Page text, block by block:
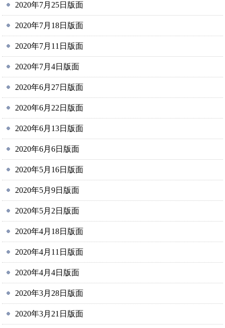
2020年7月25日版面
2020年7月18日版面
2020年7月11日版面
2020年7月4日版面
2020年6月27日版面
2020年6月22日版面
2020年6月13日版面
2020年6月6日版面
2020年5月16日版面
2020年5月9日版面
2020年5月2日版面
2020年4月18日版面
2020年4月11日版面
2020年4月4日版面
2020年3月28日版面
2020年3月21日版面